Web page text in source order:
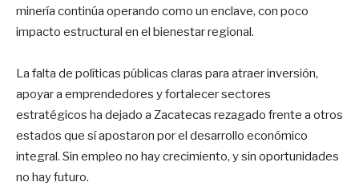
minería continúa operando como un enclave, con poco
impacto estructural en el bienestar regional.
La falta de políticas públicas claras para atraer inversión,
apoyar a emprendedores y fortalecer sectores
estratégicos ha dejado a Zacatecas rezagado frente a otros
estados que sí apostaron por el desarrollo económico
integral. Sin empleo no hay crecimiento, y sin oportunidades
no hay futuro.